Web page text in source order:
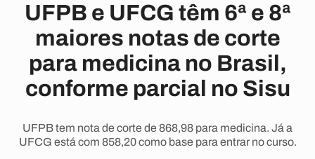
UFPB e UFCG têm 6ª e 8ª
maiores notas de corte
para medicina no Brasil,
conforme parcial no Sisu
UFPB tem nota de corte de 868,98 para medicina. Já a
UFCG está com 858,20 como base para entrar no curso.